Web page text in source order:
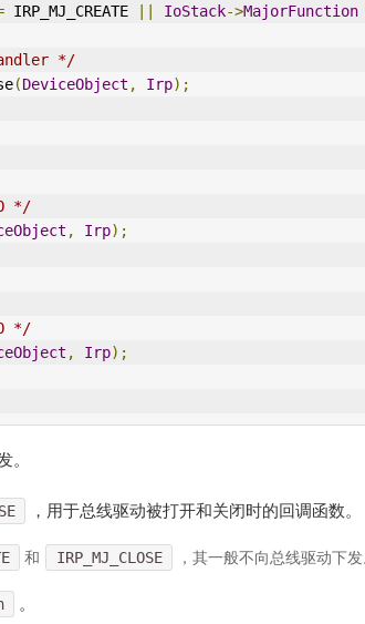
IRP_MJ_CREATE IoStack->MajorFunction
*/
(DeviceObject , Irp);
*/
, Irp);
*/
, Irp);
。
，用于总线驱动被打开和关闭时的回调函数。
和 IRP_MJ_CLOSE ，其一般不向总线驱动下
。